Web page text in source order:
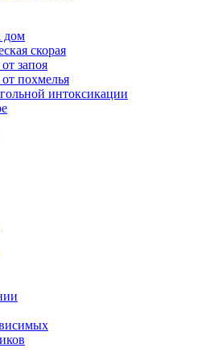
дом
скорая
запоя
похмелья
интоксикации